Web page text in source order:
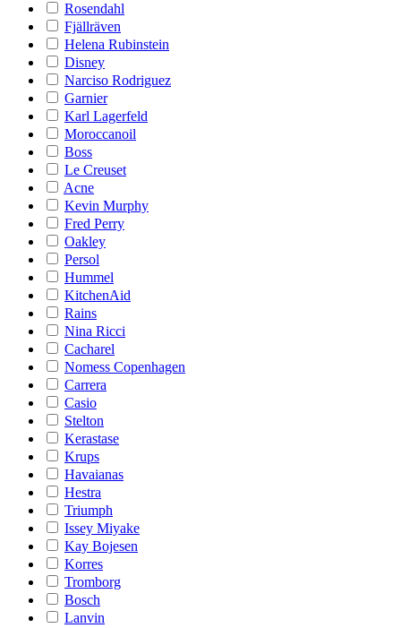
Rosendahl
Fjällräven
Helena Rubinstein
Disney
Narciso Rodriguez
Garnier
Karl Lagerfeld
Moroccanoil
Boss
Le Creuset
Acne
Kevin Murphy
Fred Perry
Oakley
Persol
Hummel
KitchenAid
Rains
Nina Ricci
Cacharel
Nomess Copenhagen
Carrera
Casio
Stelton
Kerastase
Krups
Havaianas
Hestra
Triumph
Issey Miyake
Kay Bojesen
Korres
Tromborg
Bosch
Lanvin